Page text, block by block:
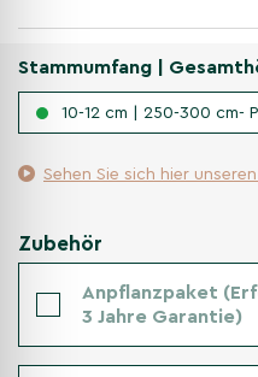
Stammumfang |
10-12 cm | 250-300 cm-
Sehen Sie sich hier
Zubehör
Anpflanzpaket
3 Jahre Garantie)